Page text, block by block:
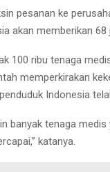
pesanan ke
akan memberikan
100 ribu tenaga
memperkirakan
Indonesia
banyak tenaga
katanya.